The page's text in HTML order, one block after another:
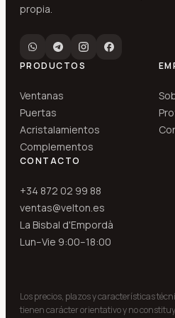
propia.
PRODUCTOS
Ventanas
Puertas
Acristalamientos
Complementos
CONTACTO
+34 872 02 99 88
ventas@velton.es
La Bisbal d'Empordà
Lun–Vie 9:00–18:00
Los precios, plazos y características
tienen carácter orientativo y no